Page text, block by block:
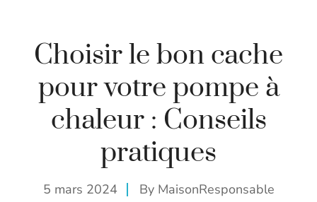
Choisir le bon cache
pour votre pompe à
chaleur : Conseils
pratiques
5 mars 2024 By MaisonResponsable